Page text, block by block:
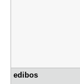
edibos